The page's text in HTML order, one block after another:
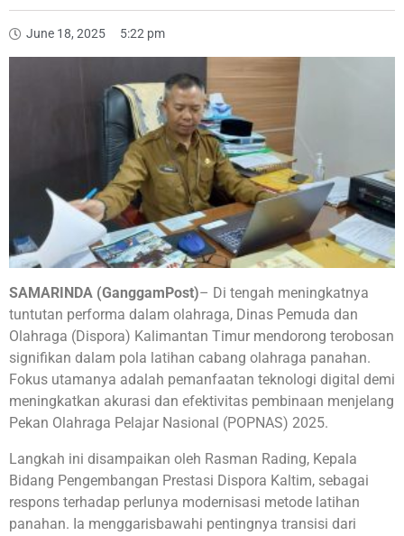
June 18, 2025 5:22 pm
SAMARINDA (GanggamPost)– Di tengah meningkatnya
tuntutan performa dalam olahraga, Dinas Pemuda dan
Olahraga (Dispora) Kalimantan Timur mendorong terobosan
signifikan dalam pola latihan cabang olahraga panahan.
Fokus utamanya adalah pemanfaatan teknologi digital demi
meningkatkan akurasi dan efektivitas pembinaan menjelang
Pekan Olahraga Pelajar Nasional (POPNAS) 2025.
Langkah ini disampaikan oleh Rasman Rading, Kepala
Bidang Pengembangan Prestasi Dispora Kaltim, sebagai
respons terhadap perlunya modernisasi metode latihan
panahan. Ia menggarisbawahi pentingnya transisi dari